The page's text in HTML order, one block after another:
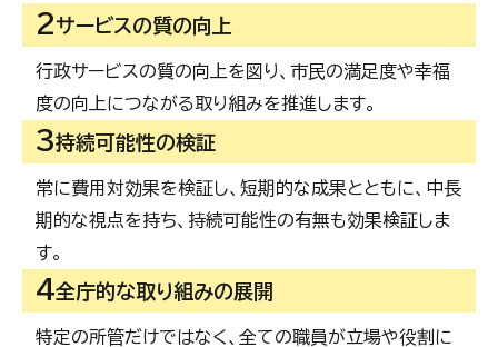
2サービスの質の向上
行政サービスの質の向上を図り、市民の満足度や幸福
度の向上につながる取り組みを推進します。
3持続可能性の検証
常に費用対効果を検証し、短期的な成果とともに、中長
期的な視点を持ち、持続可能性の有無も効果検証しま
す。
4全庁的な取り組みの展開
特定の所管だけではなく、全ての職員が立場や役割に